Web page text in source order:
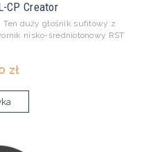
CP Creator
duży głośnik sufitowy z
nisko-średniotonowy RST
zł